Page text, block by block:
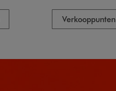
Verkooppunten